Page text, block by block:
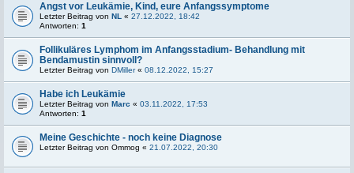
Angst vor Leukämie, Kind, eure Anfangssymptome
Letzter Beitrag von NL « 27.12.2022, 18:42
Antworten: 1
Follikuläres Lymphom im Anfangsstadium- Behandlung mit
Bendamustin sinnvoll?
Letzter Beitrag von DMiller« 08.12.2022, 15:27
Habe ich Leukämie
Letzter Beitrag von Marc « 03.11.2022, 17:53
Antworten: 1
Meine Geschichte - noch keine Diagnose
Letzter Beitrag von Ommog « 21.07.2022, 20:30